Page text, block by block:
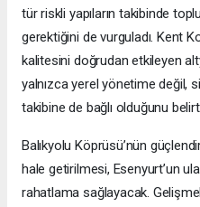
tür riskli yapıların takibinde
gerektiğini de vurguladı. Kent
kalitesini doğrudan etkileyen
yalnızca yerel yönetime değil,
takibine de bağlı olduğunu
Balıkyolu Köprüsü’nün
hale getirilmesi, Esenyurt’un
rahatlama sağlayacak.